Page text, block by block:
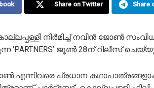
Share on Twitter Share
നിർമിച്ച്‌ നവീൻ ജോൺ
ജൂൺ 28ന് റിലീസ്
എന്നിവരെ പ്രധാന